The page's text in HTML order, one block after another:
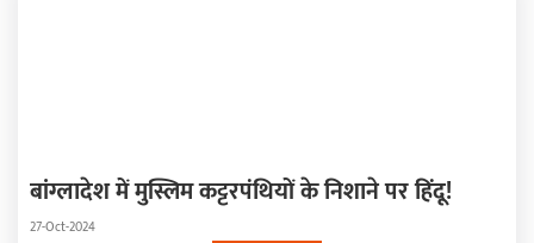
बांग्लादेश में मुस्लिम कट्टरपंथियों के निशाने पर हिंदू!
27-Oct-2024